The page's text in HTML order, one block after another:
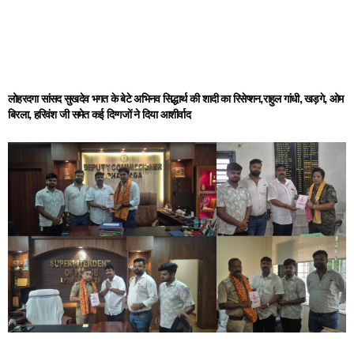
लोहरदगा सांसद सुखदेव भगत के बेटे अभिनव सिद्धार्थ की शादी का रिसेप्शन,राहुल गांधी, खड़गे, ओम
बिरला, हरिवंश जी समेत कई दिग्गजों ने दिया आशीर्वाद